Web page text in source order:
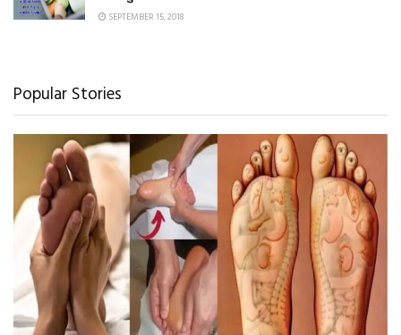
SEPTEMBER 15, 2018
Popular Stories